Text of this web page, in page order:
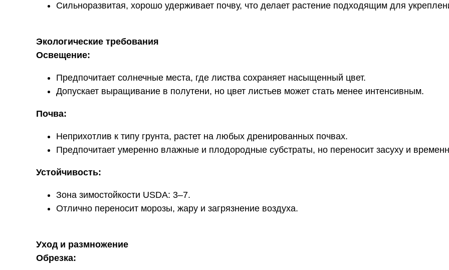
Сильноразвитая, хорошо удерживает почву, что делает растение подходящим для
Экологические требования
Освещение:
Предпочитает солнечные места, где листва сохраняет насыщенный цвет.
Допускает выращивание в полутени, но цвет листьев может стать менее интенсивным.
Почва:
Неприхотлив к типу грунта, растет на любых дренированных почвах.
Предпочитает умеренно влажные и плодородные субстраты, но переносит засуху и
Устойчивость:
Зона зимостойкости USDA: 3–7.
Отлично переносит морозы, жару и загрязнение воздуха.
Уход и размножение
Обрезка: